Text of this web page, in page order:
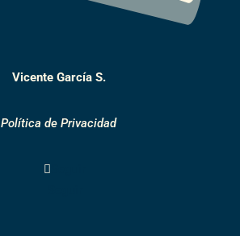
Vicente García S.
Política de Privacidad